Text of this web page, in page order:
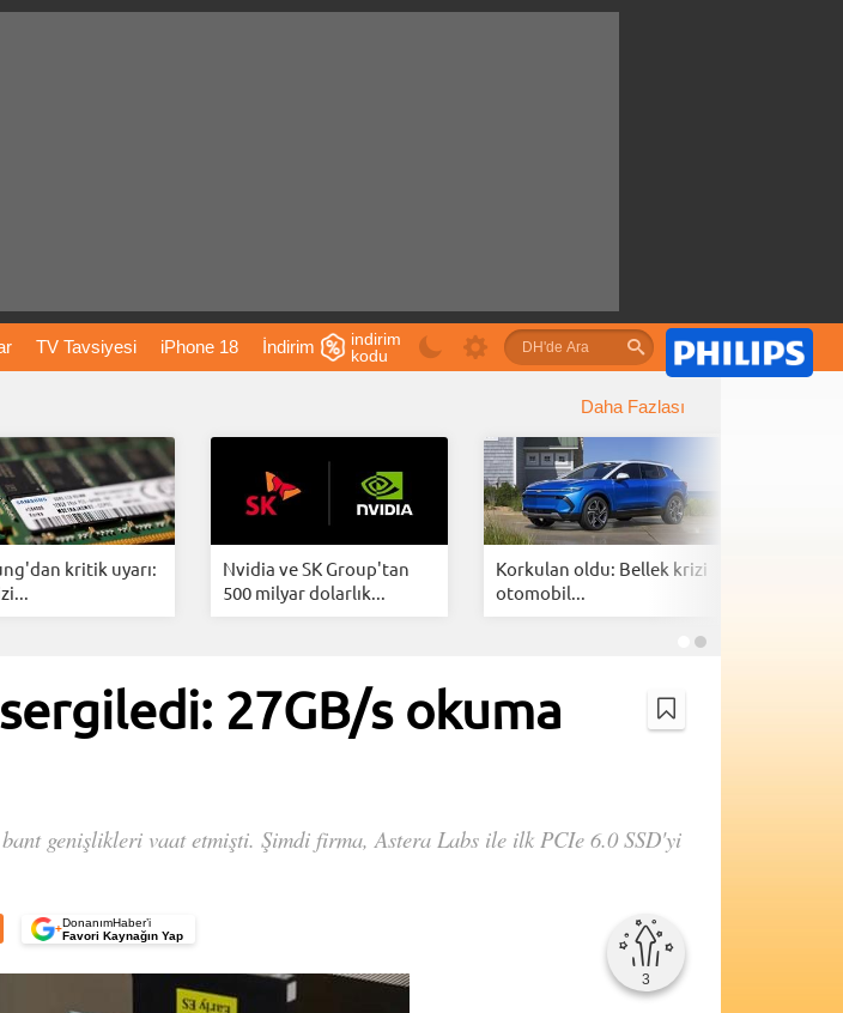
TV Tavsiyesi iPhone 18 İndirim
Dizi Önerileri Önerileri
Çöktü Mü
indirim
kodu
Daha Fazlası
kritik uyarı:
Nvidia ve SK Group'tan
500 milyar dolarlık...
Korkulan oldu: Bellek krizi
otomobil...
27GB/s okuma
genişlikleri vaat etmişti. Şimdi firma, Astera Labs ile ilk PCIe 6.0 SSD'yi
+DonanımHaber’i
Favori Kaynağın Yap
3